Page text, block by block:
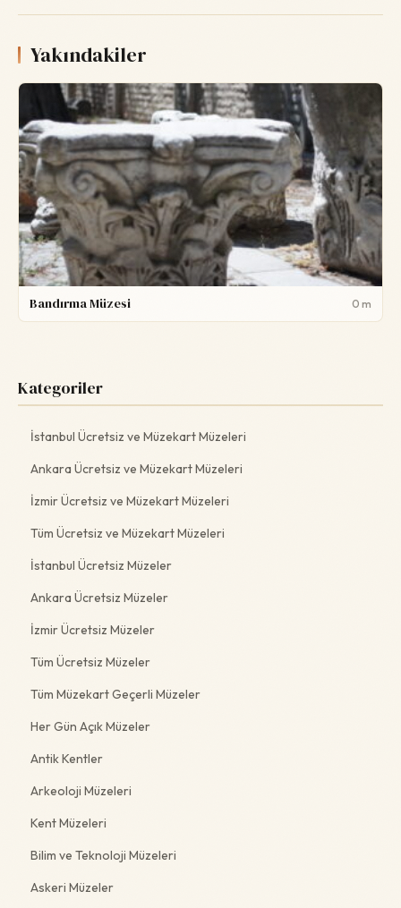
Yakındakiler
Bandırma Müzesi 0 m
Kategoriler
İstanbul Ücretsiz ve Müzekart Müzeleri
Ankara Ücretsiz ve Müzekart Müzeleri
İzmir Ücretsiz ve Müzekart Müzeleri
Tüm Ücretsiz ve Müzekart Müzeleri
İstanbul Ücretsiz Müzeler
Ankara Ücretsiz Müzeler
İzmir Ücretsiz Müzeler
Tüm Ücretsiz Müzeler
Tüm Müzekart Geçerli Müzeler
Her Gün Açık Müzeler
Antik Kentler
Arkeoloji Müzeleri
Kent Müzeleri
Bilim ve Teknoloji Müzeleri
Askeri Müzeler